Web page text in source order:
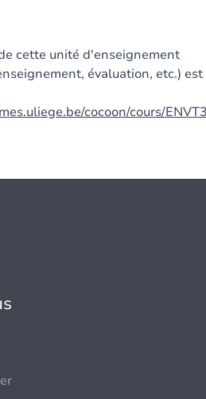
cette unité d'enseignement
évaluation, etc.) est
cocoon/cours/